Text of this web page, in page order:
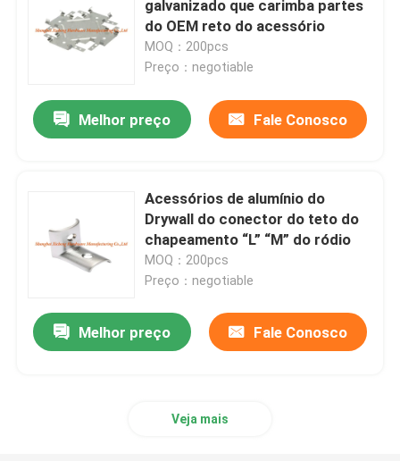
peças da construção
peças sobresselentes eletrônicas
galvanizado que carimba partes
do OEM reto do acessório
MOQ：200pcs
Preço：negotiable
Melhor preço Fale Conosco
Acessórios de alumínio do
Drywall do conector do teto do
chapeamento “L” “M” do ródio
MOQ：200pcs
Preço：negotiable
Melhor preço Fale Conosco
Veja mais